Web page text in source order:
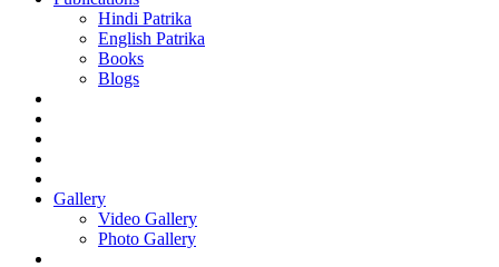
Hindi Patrika
English Patrika
Books
Blogs
Gallery
Video Gallery
Photo Gallery